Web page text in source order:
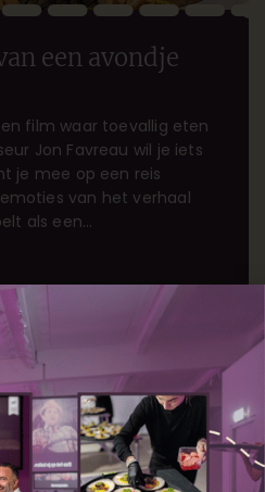
een avondje
film waar toevallig eten
Jon Favreau wil je iets
je mee op een reis
van het verhaal
als een